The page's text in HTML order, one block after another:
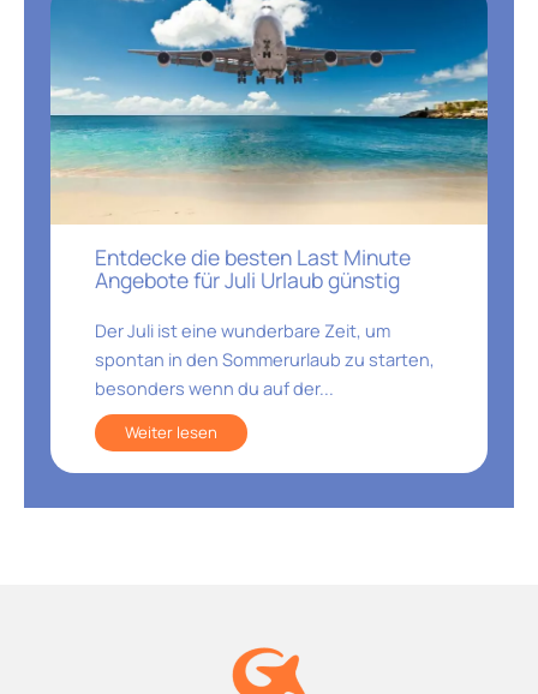
Entdecke die besten Last Minute
Angebote für Juli Urlaub günstig
Der Juli ist eine wunderbare Zeit, um
spontan in den Sommerurlaub zu starten,
besonders wenn du auf der...
Weiter lesen